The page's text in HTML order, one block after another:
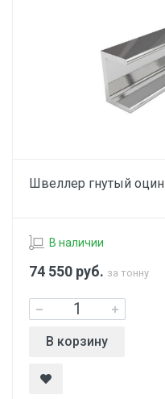
Швеллер гнутый
В наличии
74 550 руб. за тонну
В корзину